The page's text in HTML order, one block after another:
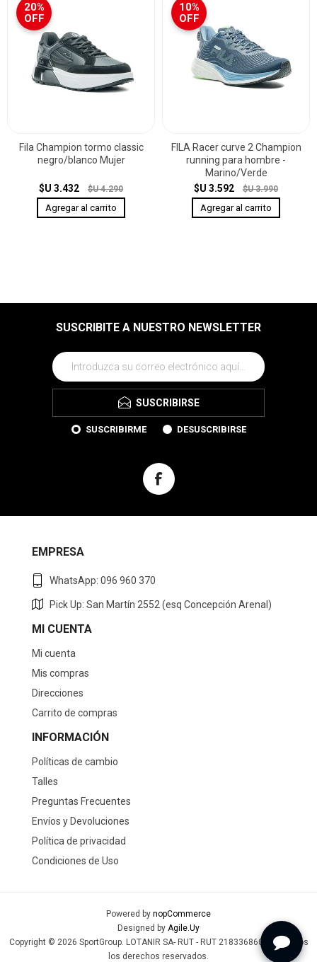
20%
OFF
Fila Champion tormo classic
negro/blanco Mujer
$U 3.432 $U 4.290
10%
OFF
FILA Racer curve 2 Champion
running para hombre -
Marino/Verde
$U 3.592
$U 3.990
SUSCRIBITE A NUESTRO NEWSLETTER
SUSCRIBIRSE
SUSCRIBIRME DESUSCRIBIRSE
EMPRESA
WhatsApp: 096 960 370
Pick Up: San Martín 2552 (esq Concepción Arenal)
MI CUENTA
Mi cuenta
Mis compras
Direcciones
Carrito de compras
INFORMACIÓN
Políticas de cambio
Talles
Preguntas Frecuentes
Envíos y Devoluciones
Política de privacidad
Condiciones de Uso
Powered by nopCommerce
Designed by Agile.Uy
Copyright © 2026 SportGroup. LOTANIR SA- RUT - RUT 218336860019 - Todos
los derechos reservados.